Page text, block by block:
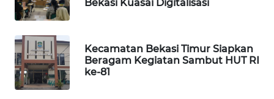
Bekasi Kuasai Digitalisasi
Kecamatan Bekasi Timur Siapkan
Beragam Kegiatan Sambut HUT RI
ke-81
NEWS
METRO
JAKARTA
NEWS